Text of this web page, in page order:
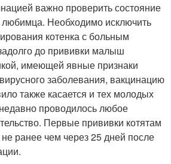
важно проверить состояние
любимца. Необходимо исключить
котенка с больным
до прививки малыш
имеющей явные признаки
заболевания, вакцинацию
также касается и тех молодых
проводилось любое
Первые прививки котятам
ранее чем через 25 дней после